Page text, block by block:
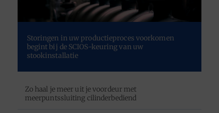
Storingen in uw productieproces voorkomen
begint bij de SCIOS-keuring van uw
stookinstallatie
Zo haal je meer uit je voordeur met
meerpuntssluiting cilinderbediend